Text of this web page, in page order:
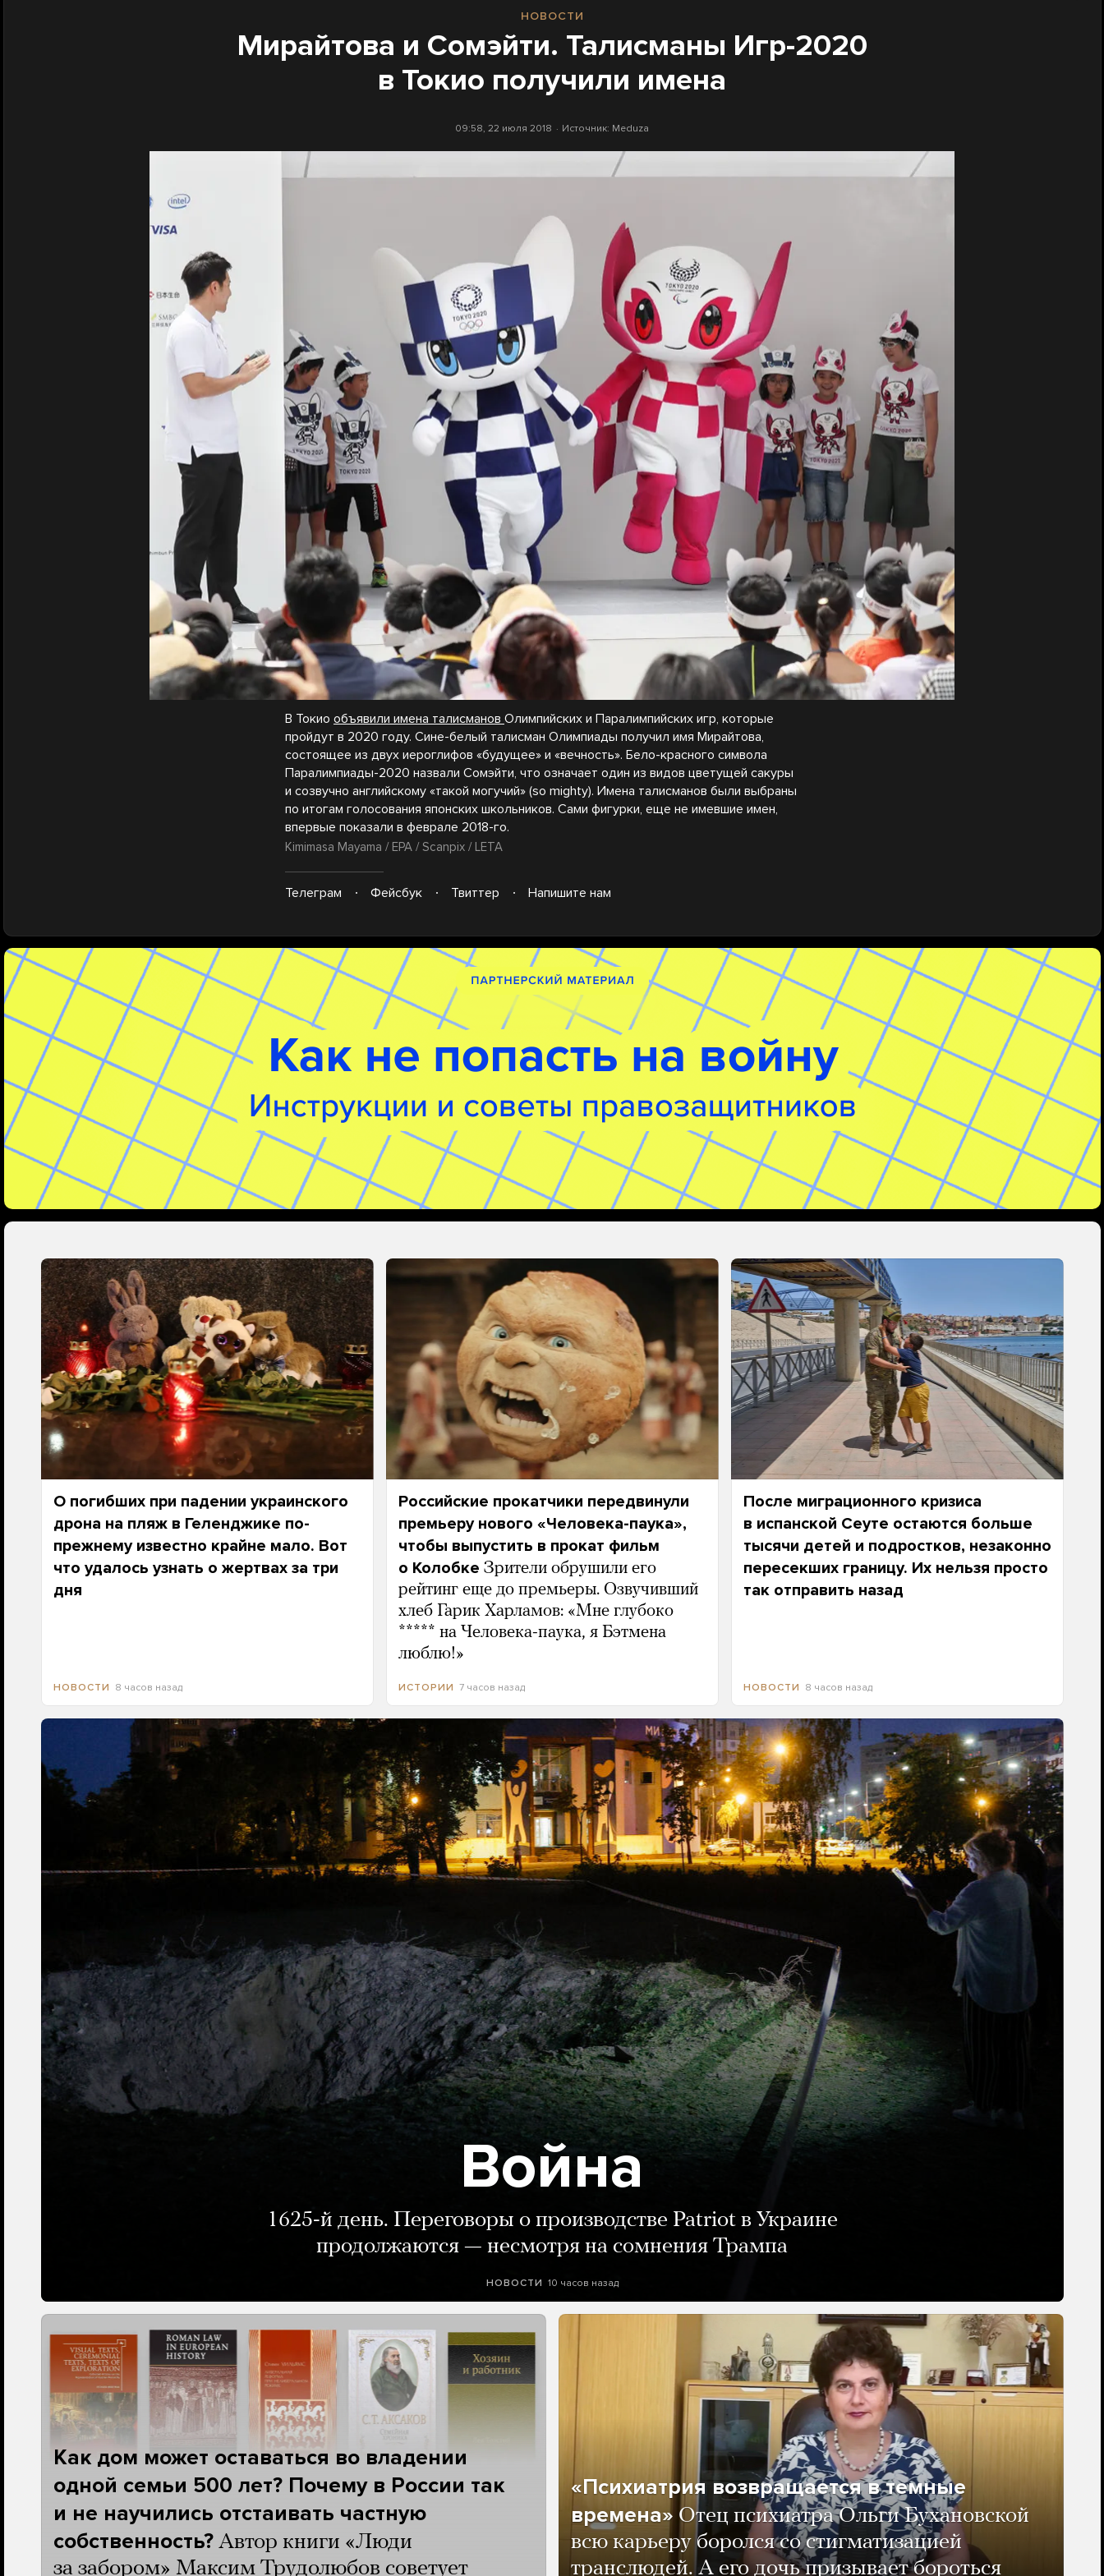
НОВОСТИ
Мирайтова и Сомэйти. Талисманы Игр-2020
в Токио получили имена
09:58, 22 июля 2018 Источник: Meduza
В Токио объявили имена талисманов Олимпийских и Паралимпийских игр, которые
пройдут в 2020 году. Сине-белый талисман Олимпиады получил имя Мирайтова,
состоящее из двух иероглифов «будущее» и «вечность». Бело-красного символа
Паралимпиады-2020 назвали Сомэйти, что означает один из видов цветущей сакуры
и созвучно английскому «такой могучий» (so mighty). Имена талисманов были выбраны
по итогам голосования японских школьников. Сами фигурки, еще не имевшие имен,
впервые показали в феврале 2018-го.
Kimimasa Mayama / EPA / Scanpix / LETA
Телеграм Фейсбук Твиттер Напишите нам
О погибших при падении украинского
дрона на пляж в Геленджике по-
прежнему известно крайне мало. Вот
что удалось узнать о жертвах за три
дня
НОВОСТИ 8 часов назад
Российские прокатчики передвинули
премьеру нового «Человека-паука»,
чтобы выпустить в прокат фильм
о Колобке Зрители обрушили его
рейтинг еще до премьеры. Озвучивший
хлеб Гарик Харламов: «Мне глубоко
***** на Человека-паука, я Бэтмена
люблю!»
ИСТОРИИ 7 часов назад
После миграционного кризиса
в испанской Сеуте остаются больше
тысячи детей и подростков, незаконно
пересекших границу. Их нельзя просто
так отправить назад
НОВОСТИ 8 часов назад
Война
1625-й день. Переговоры о производстве Patriot в Украине
продолжаются — несмотря на сомнения Трампа
НОВОСТИ 10 часов назад
Как дом может оставаться во владении
одной семьи 500 лет? Почему в России так
и не научились отстаивать частную
собственность? Автор книги «Люди
за забором» Максим Трудолюбов советует
«Психиатрия возвращается в темные
времена» Отец психиатра Ольги Бухановской
всю карьеру боролся со стигматизацией
транслюдей. А его дочь призывает бороться